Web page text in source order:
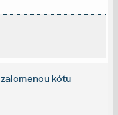
kótu